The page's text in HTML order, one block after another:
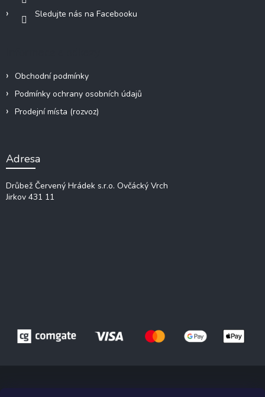
Sledujte nás na Facebooku
Obchodní podmínky
Podmínky ochrany osobních údajů
Prodejní místa (rozvoz)
Adresa
Drůbež Červený Hrádek s.r.o. Ovčácký Vrch
Jirkov 431 11